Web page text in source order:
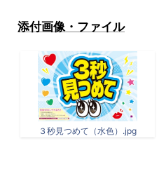
添付画像・ファイル
３秒見つめて（水色）.jpg